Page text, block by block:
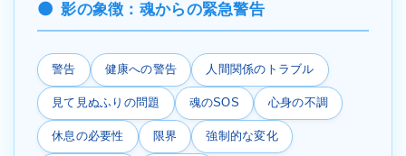
影の象徴：魂からの緊急警告
警告 健康への警告 人間関係のトラブル
見て見ぬふりの問題 魂のSOS 心身の不調
休息の必要性 限界 強制的な変化